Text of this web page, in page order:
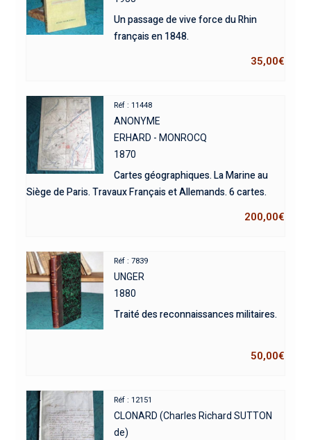
Un passage de vive force du Rhin
français en 1848.
35,00€
Réf : 11448
ANONYME
ERHARD - MONROCQ
1870
Cartes géographiques. La Marine au
Siège de Paris. Travaux Français et Allemands. 6 cartes.
200,00€
Réf : 7839
UNGER
1880
Traité des reconnaissances militaires.
50,00€
Réf : 12151
CLONARD (Charles Richard SUTTON
de)